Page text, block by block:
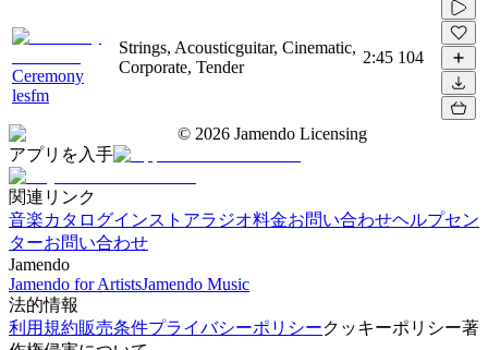
Ceremony
lesfm
Strings, Acousticguitar, Cinematic,
Corporate, Tender
2:45 104
© 2026 Jamendo Licensing
アプリを入手
関連リンク
音楽カタログインストアラジオ料金お問い合わせヘルプセン
ターお問い合わせ
Jamendo
Jamendo for ArtistsJamendo Music
法的情報
利用規約販売条件プライバシーポリシークッキーポリシー著